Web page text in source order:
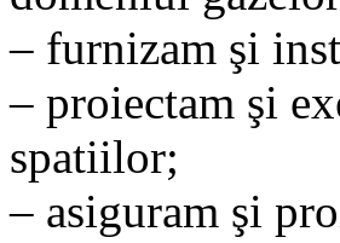
– furnizam şi
– proiectam şi
spatiilor;
– asiguram şi